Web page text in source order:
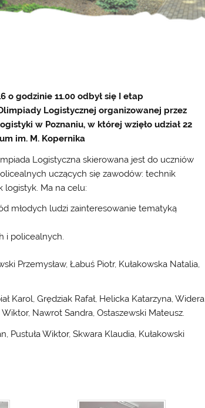
o godzinie 11.00 odbył się I etap
Logistycznej organizowanej przez
w Poznaniu, w której wzięło udział 22
im. M. Kopernika
Logistyczna skierowana jest do uczniów
uczących się zawodów: technik
logistyk. Ma na celu:
młodych ludzi zainteresowanie tematyką
i policealnych.
Przemysław, Łabuś Piotr, Kułakowska Natalia,
Karol, Grędziak Rafał, Helicka Katarzyna, Widera
Nawrot Sandra, Ostaszewski Mateusz.
Pustuła Wiktor, Skwara Klaudia, Kułakowski